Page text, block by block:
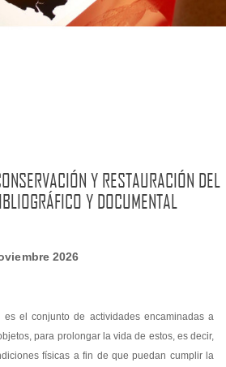
Y RESTAURACIÓN DEL
Y DOCUMENTAL
2026
es el conjunto de actividades encaminadas a
para prolongar la vida de estos, es decir,
físicas a fin de que puedan cumplir la